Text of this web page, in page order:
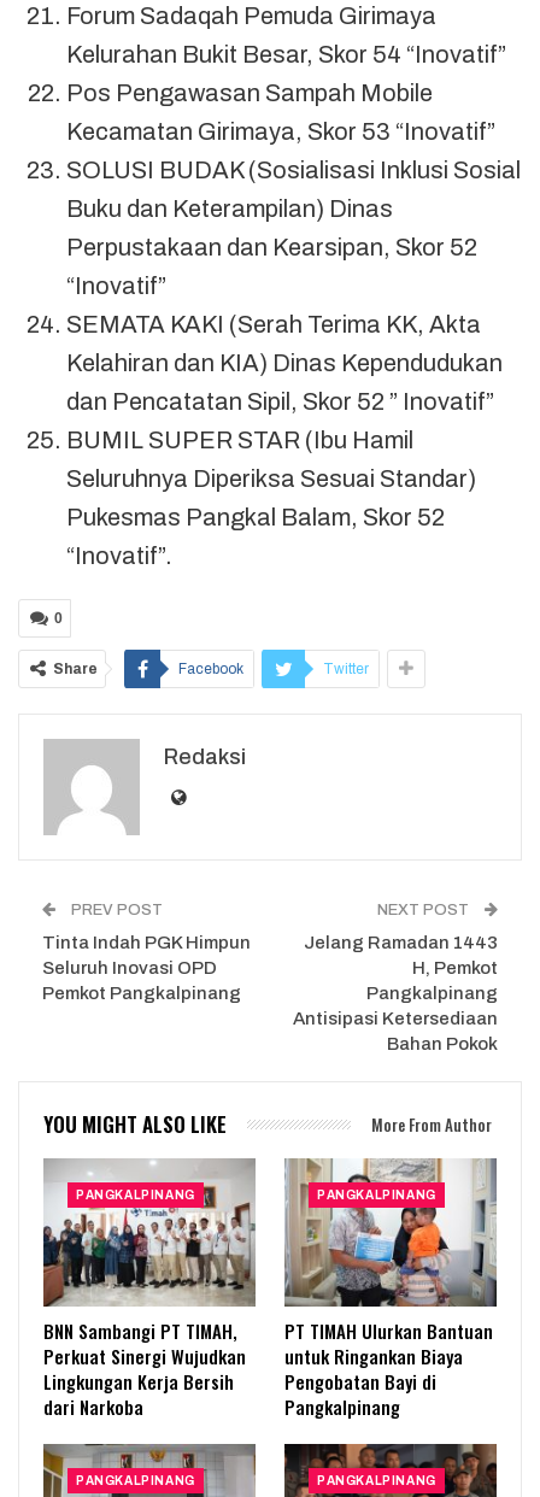
Forum Sadaqah Pemuda Girimaya
Kelurahan Bukit Besar, Skor 54 “Inovatif”
Pos Pengawasan Sampah Mobile
Kecamatan Girimaya, Skor 53 “Inovatif”
SOLUSI BUDAK (Sosialisasi Inklusi Sosial
Buku dan Keterampilan) Dinas
Perpustakaan dan Kearsipan, Skor 52
“Inovatif”
SEMATA KAKI (Serah Terima KK, Akta
Kelahiran dan KIA) Dinas Kependudukan
dan Pencatatan Sipil, Skor 52 ” Inovatif”
BUMIL SUPER STAR (Ibu Hamil
Seluruhnya Diperiksa Sesuai Standar)
Pukesmas Pangkal Balam, Skor 52
“Inovatif”.
0
Share Facebook Twitter
Redaksi
PREV POST
Tinta Indah PGK Himpun
Seluruh Inovasi OPD
Pemkot Pangkalpinang
NEXT POST
Jelang Ramadan 1443
H, Pemkot
Pangkalpinang
Antisipasi Ketersediaan
Bahan Pokok
YOU MIGHT ALSO LIKE More From Author
PANGKALPINANG
BNN Sambangi PT TIMAH,
Perkuat Sinergi Wujudkan
Lingkungan Kerja Bersih
dari Narkoba
PANGKALPINANG
PT TIMAH Ulurkan Bantuan
untuk Ringankan Biaya
Pengobatan Bayi di
Pangkalpinang
PANGKALPINANG PANGKALPINANG